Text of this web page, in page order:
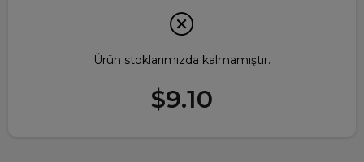
Ürün stoklarımızda kalmamıştır.
$9.10